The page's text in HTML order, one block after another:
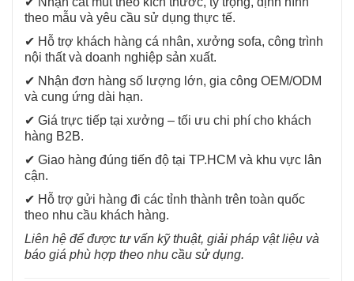
theo mẫu và yêu cầu sử dụng thực tế.
✔ Hỗ trợ khách hàng cá nhân, xưởng sofa, công trình
nội thất và doanh nghiệp sản xuất.
✔ Nhận đơn hàng số lượng lớn, gia công OEM/ODM
và cung ứng dài hạn.
✔ Giá trực tiếp tại xưởng – tối ưu chi phí cho khách
hàng B2B.
✔ Giao hàng đúng tiến độ tại TP.HCM và khu vực lân
cận.
✔ Hỗ trợ gửi hàng đi các tỉnh thành trên toàn quốc
theo nhu cầu khách hàng.
Liên hệ để được tư vấn kỹ thuật, giải pháp vật liệu và
báo giá phù hợp theo nhu cầu sử dụng.